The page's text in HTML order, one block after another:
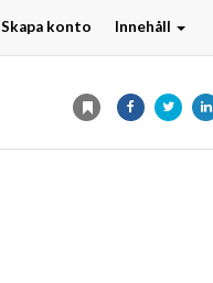
Skapa konto Innehåll